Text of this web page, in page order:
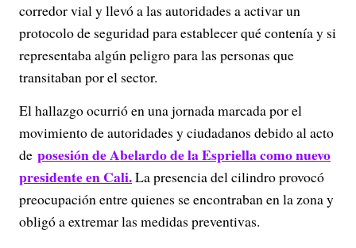
corredor vial y llevó a las autoridades a activar un
protocolo de seguridad para establecer qué contenía y si
representaba algún peligro para las personas que
transitaban por el sector.
El hallazgo ocurrió en una jornada marcada por el
movimiento de autoridades y ciudadanos debido al acto
de posesión de Abelardo de la Espriella como nuevo
presidente en Cali.La presencia del cilindro provocó
preocupación entre quienes se encontraban en la zona y
obligó a extremar las medidas preventivas.